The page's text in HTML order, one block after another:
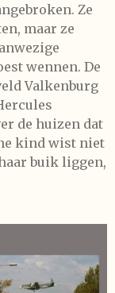
Ze
maar ze
wennen. De
Valkenburg
de huizen dat
kind wist niet
buik liggen,